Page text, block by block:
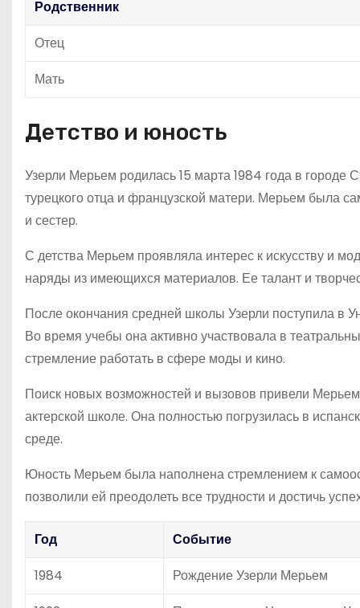
Родственник
Отец
Мать
Детство и юность
Узерли Мерьем родилась 15 марта 1984 года в
турецкого отца и французской матери. Мерьем была
и сестер.
С детства Мерьем проявляла интерес к искусству и
наряды из имеющихся материалов. Ее талант и
После окончания средней школы Узерли поступила в
Во время учебы она активно участвовала в
стремление работать в сфере моды и кино.
Поиск новых возможностей и вызовов привели
актерской школе. Она полностью погрузилась в
среде.
Юность Мерьем была наполнена стремлением к
позволили ей преодолеть все трудности и достичь
Год
Событие
1984
Рождение Узерли Мерьем